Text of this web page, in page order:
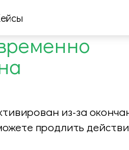
из-за
продлить